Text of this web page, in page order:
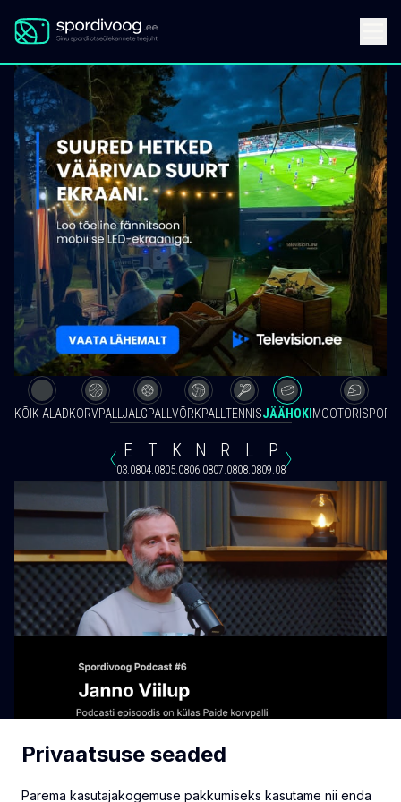
KÕIK ALADKORVPALL JALGPALL VÕRKPALL TENNISJÄÄHOKI MOOTORISPORT
E
03.08
T
04.08
K
05.08
N
06.08
R
07.08
L
08.08
P
09.08
Privaatsuse seaded
Parema kasutajakogemuse pakkumiseks kasutame nii enda